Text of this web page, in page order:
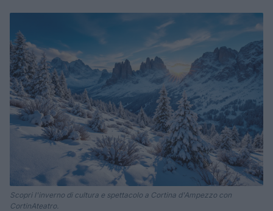
Scopri l'inverno di cultura e spettacolo a Cortina d'Ampezzo con
CortinAteatro.